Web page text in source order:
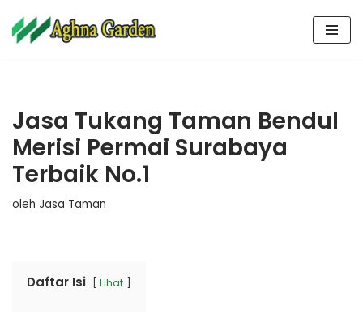
Lompat
Jasa Tukang Taman Bendul
Merisi Permai Surabaya
Terbaik No.1
oleh Jasa Taman
Daftar Isi Lihat